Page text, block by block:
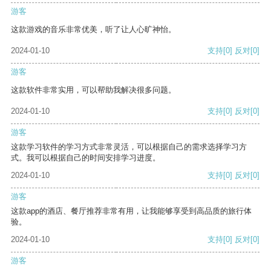
游客
这款游戏的音乐非常优美，听了让人心旷神怡。
2024-01-10 支持[0] 反对[0]
游客
这款软件非常实用，可以帮助我解决很多问题。
2024-01-10 支持[0] 反对[0]
游客
这款学习软件的学习方式非常灵活，可以根据自己的需求选择学习方
式。我可以根据自己的时间安排学习进度。
2024-01-10
支持[0] 反对[0]
游客
这款app的酒店、餐厅推荐非常有用，让我能够享受到高品质的旅行体
验。
2024-01-10
支持[0] 反对[0]
游客